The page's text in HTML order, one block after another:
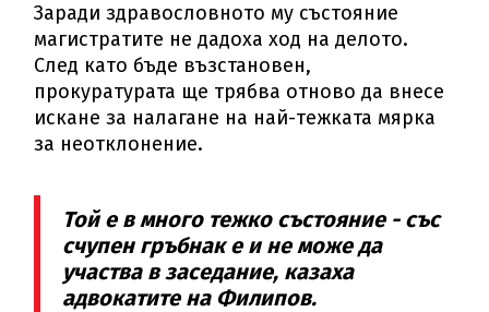
Заради здравословното му състояние
магистратите не дадоха ход на делото.
След като бъде възстановен,
прокуратурата ще трябва отново да внесе
искане за налагане на най-тежката мярка
за неотклонение.
Той е в много тежко състояние - със
счупен гръбнак е и не може да
участва в заседание, казаха
адвокатите на Филипов.